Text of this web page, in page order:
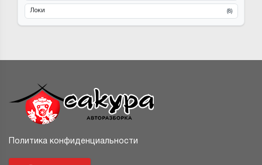
Локи (8)
Политика конфиденциальности